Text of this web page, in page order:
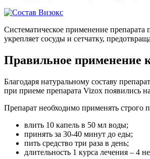
Систематическое применение препарата
укрепляет сосуды и сетчатку,
Правильное применение
Благодаря натуральному составу
при приеме препарата Vizox появились
Препарат необходимо применять строго
влить 10 капель в 50 мл воды;
принять за 30-40 минут до еды;
пить средство три раза в день;
длительность 1 курса лечения – 4